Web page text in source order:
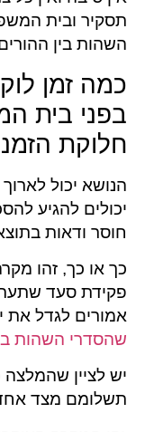
תסקיר ובית
השהות בין
כמה זמן
בפני בית
חלוקת
הנושא יכול
יכולים להגיע
חוסר ודאות
כך או כך, זהו
פקידת סעד
אמורים לגדל את
שהסדרי השהות
יש לציין שהמלצה
תשלומם מצד